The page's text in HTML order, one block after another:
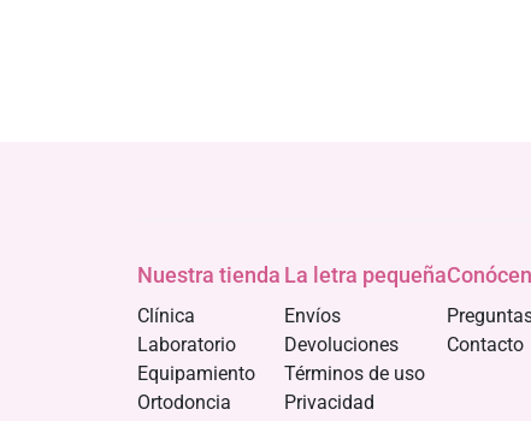
Nuestra tienda
Clínica
Laboratorio
Equipamiento
Ortodoncia
La letra pequeña
Envíos
Devoluciones
Términos de uso
Privacidad
Contacto